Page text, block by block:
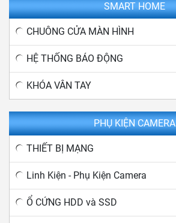
SMART HOME
CHUÔNG CỬA MÀN HÌNH
HỆ THỐNG BÁO ĐỘNG
KHÓA VÂN TAY
PHỤ KIỆN CAMERA
THIẾT BỊ MẠNG
Linh Kiện - Phụ Kiện Camera
Ổ CỨNG HDD và SSD